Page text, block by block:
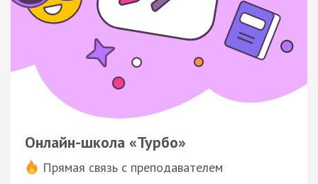
Онлайн-школа «Турбо»
Прямая связь с преподавателем